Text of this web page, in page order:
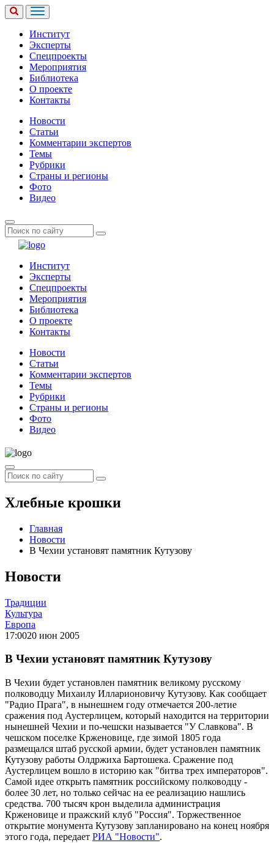
Институт
Эксперты
Спецпроекты
Мероприятия
Библиотека
О проекте
Контакты
Новости
Статьи
Комментарии экспертов
Темы
Рубрики
Страны и регионы
Фото
Видео
Институт
Эксперты
Спецпроекты
Мероприятия
Библиотека
О проекте
Контакты
Новости
Статьи
Комментарии экспертов
Темы
Рубрики
Страны и регионы
Фото
Видео
Хлебные крошки
Главная
Новости
В Чехии установят памятник Кутузову
Новости
Традиции
Культура
Европа
17:0020 июн 2005
В Чехии установят памятник Кутузову
В Чехии будет установлен памятник великому русскому
полководцу Михаилу Илларионовичу Кутузову. Как сообщает
"Радио Прага", в нынешнем году отмечается 200-летие
сражения под Аустерлицем, который находится на территории
нынешней Чехии и по-чешски называется "У Славкова". В
чешском поселке Крженовице, где зимой 1805 года
размещался штаб русской армии, будет установлен памятник
Кутузову работы Олдржиха Бартошека. Сражение под
Аустерлицем вошло в историю как "битва трех императоров".
Самой идее открыть памятник российскому полководцу -
более 30 лет, но только сейчас на ее реализацию нашлись
средства. 700 тысяч крон выделила администрация
Крженовице и пражский клуб "Россия". Торжественное
открытие монумента Кутузову запланировано на конец ноября
этого года, передает РИА "Новости".